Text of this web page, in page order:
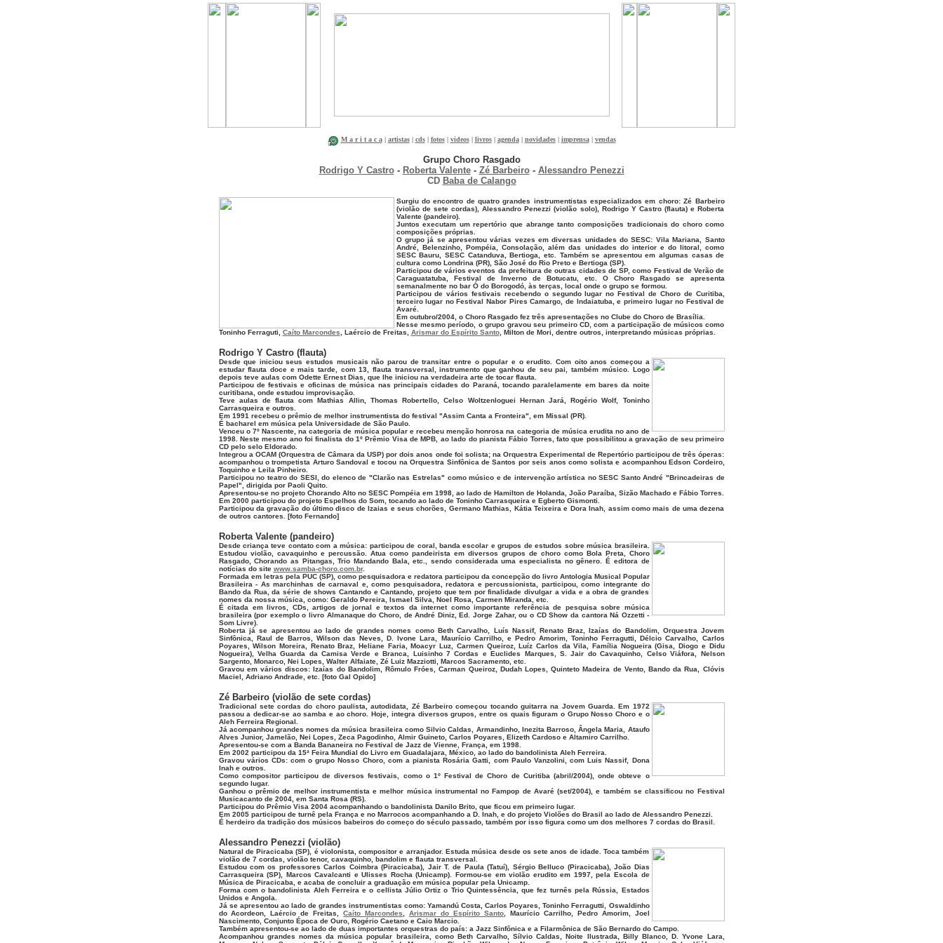
M a r i t a c a| artistas| cds| fotos| videos | livros| agenda| novidades| imprensa | vendas
Grupo Choro Rasgado
Rodrigo Y Castro- Roberta Valente- Zé Barbeiro- Alessandro Penezzi
CD Baba de Calango
Surgiu do encontro de quatro grandes instrumentistas especializados em choro: Zé Barbeiro
(violão de sete cordas), Alessandro Penezzi (violão solo), Rodrigo Y Castro (flauta) e Roberta
Valente (pandeiro).
Juntos executam um repertório que abrange tanto composições tradicionais do choro como
composições próprias.
O grupo já se apresentou várias vezes em diversas unidades do SESC: Vila Mariana, Santo
André, Belenzinho, Pompéia, Consolação, além das unidades do interior e do litoral, como
SESC Bauru, SESC Catanduva, Bertioga, etc. Também se apresentou em algumas casas de
cultura como Londrina (PR), São José do Rio Preto e Bertioga (SP).
Participou de vários eventos da prefeitura de outras cidades de SP, como Festival de Verão de
Caraguatatuba, Festival de Inverno de Botucatu, etc. O Choro Rasgado se apresenta
semanalmente no bar Ó do Borogodó, às terças, local onde o grupo se formou.
Participou de vários festivais recebendo o segundo lugar no Festival de Choro de Curitiba,
terceiro lugar no Festival Nabor Pires Camargo, de Indaiatuba, e primeiro lugar no Festival de
Avaré.
Em outubro/2004, o Choro Rasgado fez três apresentações no Clube do Choro de Brasília.
Nesse mesmo período, o grupo gravou seu primeiro CD, com a participação de músicos como
Toninho Ferraguti, Caíto Marcondes , Laércio de Freitas, Arismar do Espírito Santo, Milton de Mori, dentre outros, interpretando músicas próprias.
Rodrigo Y Castro (flauta)
Desde que iniciou seus estudos musicais não parou de transitar entre o popular e o erudito. Com oito anos começou a
estudar flauta doce e mais tarde, com 13, flauta transversal, instrumento que ganhou de seu pai, também músico. Logo
depois teve aulas com Odette Ernest Dias, que lhe iniciou na verdadeira arte de tocar flauta.
Participou de festivais e oficinas de música nas principais cidades do Paraná, tocando paralelamente em bares da noite
curitibana, onde estudou improvisação.
Teve aulas de flauta com Mathias Allin, Thomas Robertello, Celso Woltzenloguei Hernan Jará, Rogério Wolf, Toninho
Carrasqueira e outros.
Em 1991 recebeu o prêmio de melhor instrumentista do festival "Assim Canta a Fronteira", em Missal (PR).
É bacharel em música pela Universidade de São Paulo.
Venceu o 7º Nascente, na categoria de música popular e recebeu menção honrosa na categoria de música erudita no ano de
1998. Neste mesmo ano foi finalista do 1º Prêmio Visa de MPB, ao lado do pianista Fábio Torres, fato que possibilitou a gravação de seu primeiro
CD pelo selo Eldorado.
Integrou a OCAM (Orquestra de Câmara da USP) por dois anos onde foi solista; na Orquestra Experimental de Repertório participou de três óperas:
acompanhou o trompetista Arturo Sandoval e tocou na Orquestra Sinfônica de Santos por seis anos como solista e acompanhou Edson Cordeiro,
Toquinho e Leila Pinheiro.
Participou no teatro do SESI, do elenco de "Clarão nas Estrelas" como músico e de intervenção artística no SESC Santo André "Brincadeiras de
Papel", dirigida por Paoli Quito.
Apresentou-se no projeto Chorando Alto no SESC Pompéia em 1998, ao lado de Hamilton de Holanda, João Paraíba, Sizão Machado e Fábio Torres.
Em 2000 participou do projeto Espelhos do Som, tocando ao lado de Toninho Carrasqueira e Egberto Gismonti.
Participou da gravação do último disco de Izaias e seus chorões, Germano Mathias, Kátia Teixeira e Dora Inah, assim como mais de uma dezena
de outros cantores. [foto Fernando]
Roberta Valente (pandeiro)
Desde criança teve contato com a música: participou de coral, banda escolar e grupos de estudos sobre música brasileira.
Estudou violão, cavaquinho e percussão. Atua como pandeirista em diversos grupos de choro como Bola Preta, Choro
Rasgado, Chorando as Pitangas, Trio Mandando Bala, etc., sendo considerada uma especialista no gênero. É editora de
notícias do site www.samba-choro.com.br.
Formada em letras pela PUC (SP), como pesquisadora e redatora participou da concepção do livro Antologia Musical Popular
Brasileira - As marchinhas de carnaval e, como pesquisadora, redatora e percussionista, participou, como integrante do
Bando da Rua, da série de shows Cantando e Cantando, projeto que tem por finalidade divulgar a vida e a obra de grandes
nomes da nossa música, como: Geraldo Pereira, Ismael Silva, Noel Rosa, Carmen Miranda, etc.
É citada em livros, CDs, artigos de jornal e textos da internet como importante referência de pesquisa sobre música
brasileira (por exemplo o livro Almanaque do Choro, de André Diniz, Ed. Jorge Zahar, ou o CD Show da cantora Ná Ozzetti -
Som Livre).
Roberta já se apresentou ao lado de grandes nomes como Beth Carvalho, Luís Nassif, Renato Braz, Izaías do Bandolim, Orquestra Jovem
Sinfônica, Raul de Barros, Wilson das Neves, D. Ivone Lara, Maurício Carrilho, e Pedro Amorim, Toninho Ferragutti, Délcio Carvalho, Carlos
Poyares, Wilson Moreira, Renato Braz, Heliane Faria, Moacyr Luz, Carmen Queiroz, Luíz Carlos da Vila, Família Nogueira (Gisa, Diogo e Didu
Nogueira), Velha Guarda da Camisa Verde e Branca, Luisinho 7 Cordas e Euclides Marques, S. Jair do Cavaquinho, Celso Viáfora, Nelson
Sargento, Monarco, Nei Lopes, Walter Alfaiate, Zé Luiz Mazziotti, Marcos Sacramento, etc.
Gravou em vários discos: Izaías do Bandolim, Rômulo Fróes, Carman Queiroz, Dudah Lopes, Quinteto Madeira de Vento, Bando da Rua, Clóvis
Maciel, Adriano Andrade, etc. [foto Gal Opido]
Zé Barbeiro (violão de sete cordas)
Tradicional sete cordas do choro paulista, autodidata, Zé Barbeiro começou tocando guitarra na Jovem Guarda. Em 1972
passou a dedicar-se ao samba e ao choro. Hoje, integra diversos grupos, entre os quais figuram o Grupo Nosso Choro e o
Aleh Ferreira Regional.
Já acompanhou grandes nomes da música brasileira como Silvio Caldas, Armandinho, Inezita Barroso, Ângela Maria, Ataufo
Alves Junior, Jamelão, Nei Lopes, Zeca Pagodinho, Almir Guineto, Carlos Poyares, Elizeth Cardoso e Altamiro Carrilho.
Apresentou-se com a Banda Bananeira no Festival de Jazz de Vienne, França, em 1998.
Em 2002 participou da 15ª Feira Mundial do Livro em Guadalajara, México, ao lado do bandolinista Aleh Ferreira.
Gravou vários CDs: com o grupo Nosso Choro, com a pianista Rosária Gatti, com Paulo Vanzolini, com Luis Nassif, Dona
Inah e outros.
Como compositor participou de diversos festivais, como o 1º Festival de Choro de Curitiba (abril/2004), onde obteve o
segundo lugar.
Ganhou o prêmio de melhor instrumentista e melhor música instrumental no Fampop de Avaré (set/2004), e também se classificou no Festival
Musicacanto de 2004, em Santa Rosa (RS).
Participou do Prêmio Visa 2004 acompanhando o bandolinista Danilo Brito, que ficou em primeiro lugar.
Em 2005 participou de turnê pela França e no Marrocos acompanhando a D. Inah, e do projeto Violões do Brasil ao lado de Alessandro Penezzi.
É herdeiro da tradição dos músicos babeiros do começo do século passado, também por isso figura como um dos melhores 7 cordas do Brasil.
Alessandro Penezzi (violão)
Natural de Piracicaba (SP), é violonista, compositor e arranjador. Estuda música desde os sete anos de idade. Toca também
violão de 7 cordas, violão tenor, cavaquinho, bandolim e flauta transversal.
Estudou com os professores Carlos Coimbra (Piracicaba), Jair T. de Paula (Tatuí), Sérgio Belluco (Piracicaba), João Dias
Carrasqueira (SP), Marcos Cavalcanti e Ulisses Rocha (Unicamp). Formou-se em violão erudito em 1997, pela Escola de
Música de Piracicaba, e acaba de concluir a graduação em música popular pela Unicamp.
Forma com o bandolinista Aleh Ferreira e o cellista Júlio Ortiz o Trio Quintessência, que fez turnês pela Rússia, Estados
Unidos e Angola.
Já se apresentou ao lado de grandes instrumentistas como: Yamandú Costa, Carlos Poyares, Toninho Ferragutti, Oswaldinho
do Acordeon, Laércio de Freitas,Caíto Marcondes ,Arismar do Espírito Santo, Maurício Carrilho, Pedro Amorim, Joel
Nascimento, Conjunto Época de Ouro, Rogério Caetano e Caio Marcio.
Também apresentou-se ao lado de duas importantes orquestras do país: a Jazz Sinfônica e a Filarmônica de São Bernardo do Campo.
Acompanhou grandes nomes da música popular brasileira, como Beth Carvalho, Sílvio Caldas, Noite Ilustrada, Billy Blanco, D. Yvone Lara,